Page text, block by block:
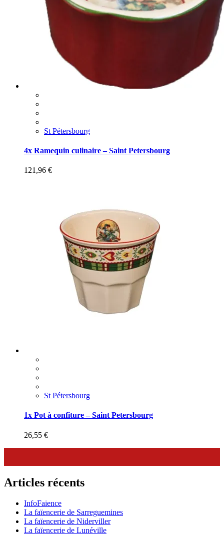
St Pétersbourg
4x Ramequin culinaire – Saint Petersbourg
121,96 €
St Pétersbourg
1x Pot à confiture – Saint Petersbourg
26,55 €
Articles récents
InfoFaience
La faïencerie de Sarreguemines
La faïencerie de Niderviller
La faïencerie de Lunéville